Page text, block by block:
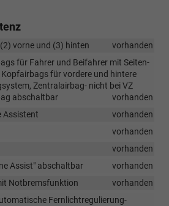
vorne und (3) hinten
vorhanden
für Fahrer und Beifahrer mit Seiten-
für vordere und hintere
Zentralairbag- nicht bei VZ
abschaltbar
vorhanden
Assistent
vorhanden
vorhanden
vorhanden
Assist" abschaltbar
vorhanden
Notbremsfunktion
vorhanden
Fernlichtregulierung-